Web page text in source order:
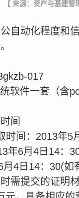
【 来源：资产与基建
自动化程度和
017
软件一套（含
间
时间：2013年
年6月4日14：
4日14：30(如
需提交的证明